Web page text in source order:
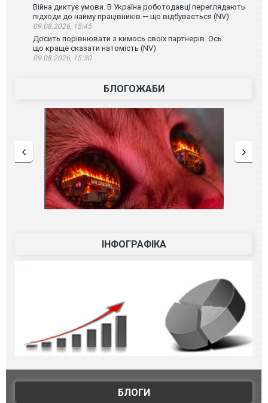
Війна диктує умови. В Україна роботодавці переглядають
підходи до найму працівників — що відбувається (NV)
09.08.2026, 15:45
Досить порівнювати з кимось своїх партнерів. Ось
що краще сказати натомість (NV)
09.08.2026, 15:30
БЛОГОЖАБИ
ІНФОГРАФІКА
БЛОГИ